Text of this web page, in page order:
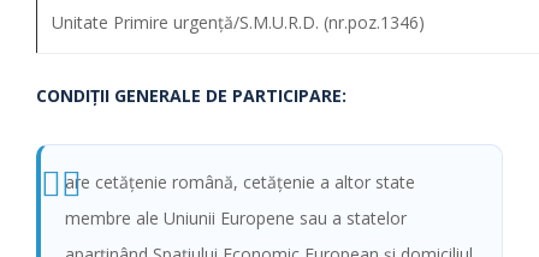
Unitate Primire urgență/S.M.U.R.D. (nr.poz.1346)
CONDIŢII GENERALE DE PARTICIPARE:
are cetățenie română, cetățenie a altor state
membre ale Uniunii Europene sau a statelor